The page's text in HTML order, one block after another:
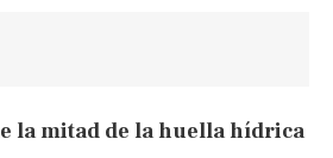
la mitad de la huella hídrica